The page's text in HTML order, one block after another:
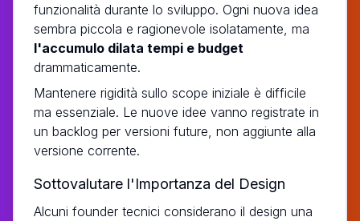
funzionalità durante lo sviluppo. Ogni nuova idea
sembra piccola e ragionevole isolatamente, ma
l'accumulo dilata tempi e budget
drammaticamente.
Mantenere rigidità sullo scope iniziale è difficile
ma essenziale. Le nuove idee vanno registrate in
un backlog per versioni future, non aggiunte alla
versione corrente.
Sottovalutare l'Importanza del Design
Alcuni founder tecnici considerano il design una